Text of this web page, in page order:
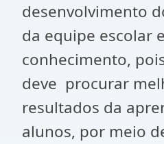
desenvolvimento
da equipe escolar
conhecimento,
deve procurar
resultados da
alunos, por meio